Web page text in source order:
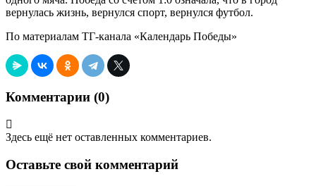
вернулась жизнь, вернулся спорт, вернулся футбол.
По материалам ТГ-канала «Календарь Победы»
Комментарии (0)
Здесь ещё нет оставленных комментариев.
Оставьте свой комментарий